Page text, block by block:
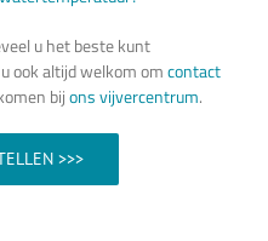
u het beste kunt
ook altijd welkom omcontact
bijons vijvercentrum.
>>>